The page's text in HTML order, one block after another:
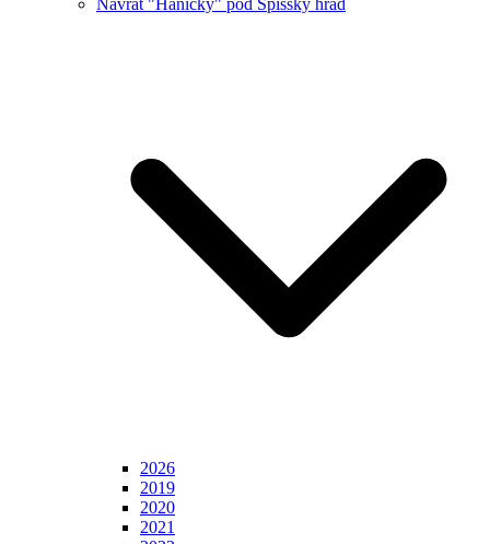
Návrat "Haničky" pod Spišský hrad
2026
2019
2020
2021